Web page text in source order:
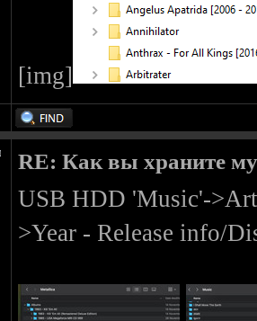
[img]
RE: Как вы храните
USB HDD 'Music'-
>Year - Release info/